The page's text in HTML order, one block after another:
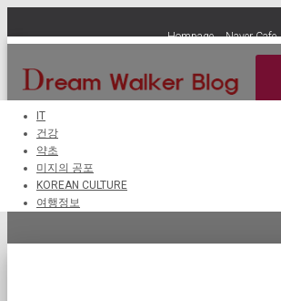
Hompage Naver Cafe
IT
건강
약초
미지의 공포
KOREAN CULTURE
여행정보
약재